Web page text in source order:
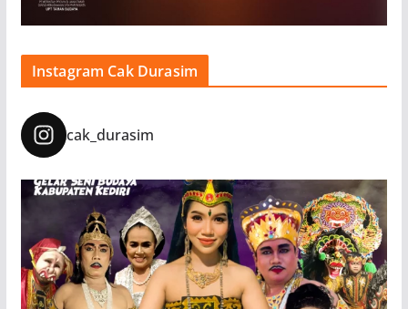
Instagram Cak Durasim
cak_durasim